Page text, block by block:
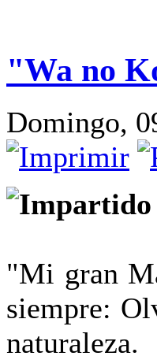
"Wa no
Domingo,
Impartido
"Mi gran
siempre:
naturaleza.